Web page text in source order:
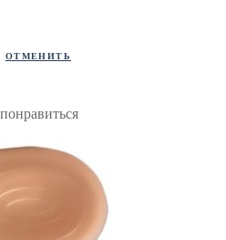
ОТМЕНИТЬ